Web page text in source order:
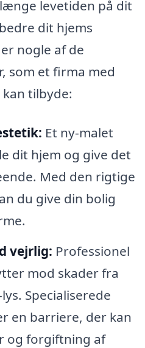
levetiden på dit
dit hjems
nogle af de
som et firma med
tilbyde:
Et ny-malet
dit hjem og give det
Med den rigtige
du give din bolig
vejrlig: Professionel
mod skader fra
Specialiserede
en barriere, der kan
og forgiftning af